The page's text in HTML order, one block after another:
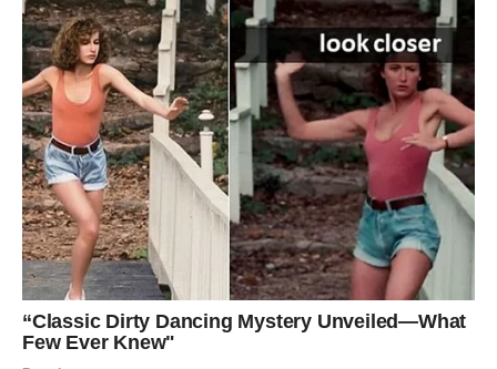
gde se trendovi brzo menjaju. Iako se suočava s teškim
oporavkom, njegov život ostaje ispunjen luksuzom i
uživanjem, što je rezultat njegovog dugotrajnog truda i
posvećenosti muzičkoj karijeri.
Podrška Porodice i Ljubavi
Đani je istakao koliko mu je porodica važna tokom ovog
teškog perioda. “Mojoj porodici je tad baš bilo teško, odmah
dijeta,” rekao je, naglašavajući koliko je podrška bliskih ljudi
ključna za njegov oporavak. Njihova ljubav i briga pomažu mu
da se suoči s izazovima, a Đani se nada da će se ubrzo
potpuno oporaviti i ponovo uživati u svom životu. Njegova